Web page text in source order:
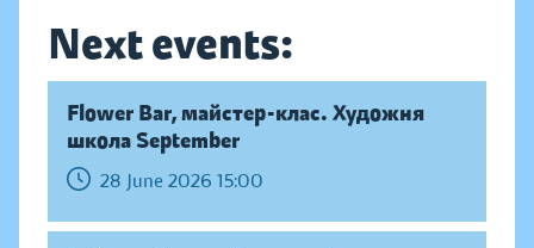
Next events:
Flower Bar, майстер-клас. Художня
школа September
28 June 2026 15:00